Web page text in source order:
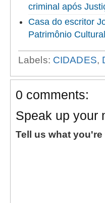
criminal após
Casa do escritor
Patrimônio
Labels: CIDADES,
0 comments:
Speak up your
Tell us what